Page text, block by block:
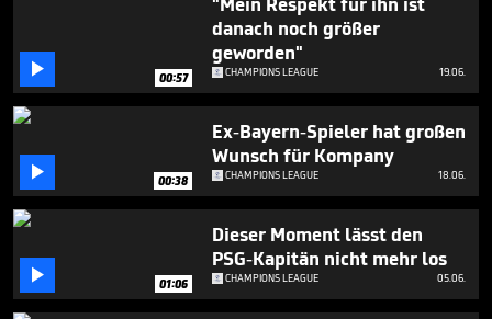
 00:57
danach noch größer
geworden"
CHAMPIONS LEAGUE 19.06.
 00:38
Ex-Bayern-Spieler hat großen
Wunsch für Kompany
CHAMPIONS LEAGUE 18.06.
 01:06
Dieser Moment lässt den
PSG-Kapitän nicht mehr los
CHAMPIONS LEAGUE 05.06.